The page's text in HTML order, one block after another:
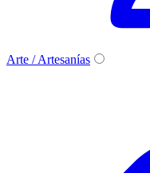
Arte / Artesanías